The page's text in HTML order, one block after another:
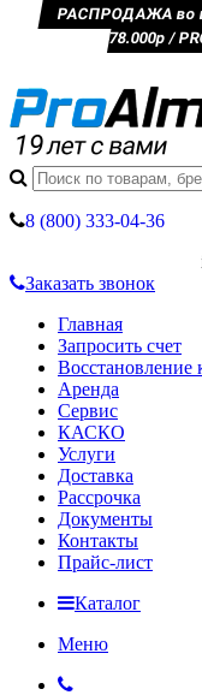
РАСПРОДАЖА во
78.000р /
8 (800) 333-04-36
Заказать звонок
Главная
Запросить счет
Восстановление
Аренда
Сервис
КАСКО
Услуги
Доставка
Рассрочка
Документы
Контакты
Прайс-лист
Каталог
Меню